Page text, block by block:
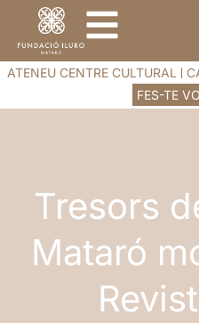
ATENEU CENTRE CULTURAL
FES-TE
Tresors
Mataró